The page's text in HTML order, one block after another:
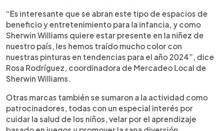
“Es interesante que se abran este tipo de espacios de
beneficio y entretenimiento para la infancia, y como
Sherwin Williams quiere estar presente en la niñez de
nuestro país, les hemos traído mucho color con
nuestras pinturas en tendencias para el año 2024”, dice
Rosa Rodríguez, coordinadora de Mercadeo Local de
Sherwin Williams.
Otras marcas también se sumaron a la actividad como
patrocinadores, todas con un especial interés por
cuidar la salud de los niños, velar por el aprendizaje